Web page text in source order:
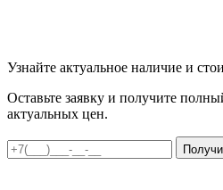
Узнайте актуальное наличие и
Оставьте заявку и получите
актуальных цен.